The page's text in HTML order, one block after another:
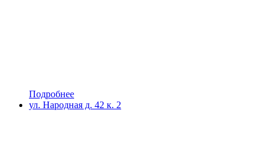
Подробнее
ул. Народная д. 42 к. 2